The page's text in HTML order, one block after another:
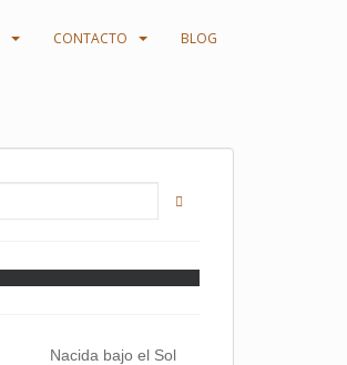
CONTACTO BLOG
Nacida bajo el Sol